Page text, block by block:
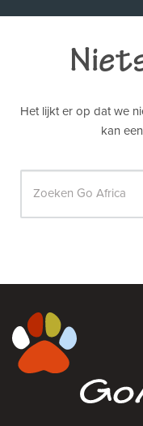
Het lijkt er op dat we
kan